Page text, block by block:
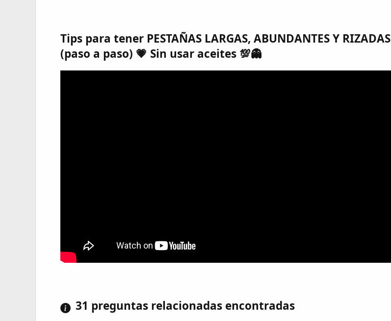
Tips para tener PESTAÑAS LARGAS, ABUNDANTES Y RIZADAS
(paso a paso) 💗 Sin usar aceites 💯👻
31 preguntas relacionadas encontradas